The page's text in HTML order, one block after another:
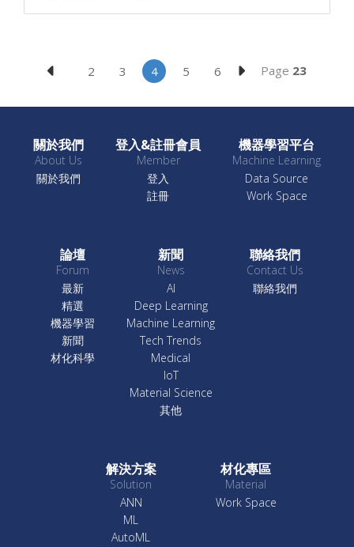
2 3 4 5 6 Page 23
關於我們
About Us
關於我們
登入&註冊會員
Member
登入
註冊
機器學習平台
Machine Learning
Data Source
Work Space
論壇
Forum
最新
精選
機器學習
新聞
材化科學
新聞
News
AI
Deep Learning
Machine Learning
Tech Trends
Medical
IoT
Material Science
其他
聯絡我們
Contact Us
聯絡我們
解決方案
Solution
ANN
ML
AutoML
材化專區
Material
Work Space